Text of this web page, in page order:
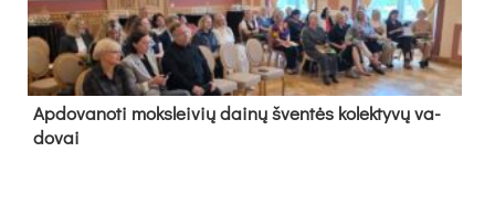
Ap­do­va­no­ti moks­lei­vių dai­nų šven­tės ko­lek­ty­vų va­
do­vai